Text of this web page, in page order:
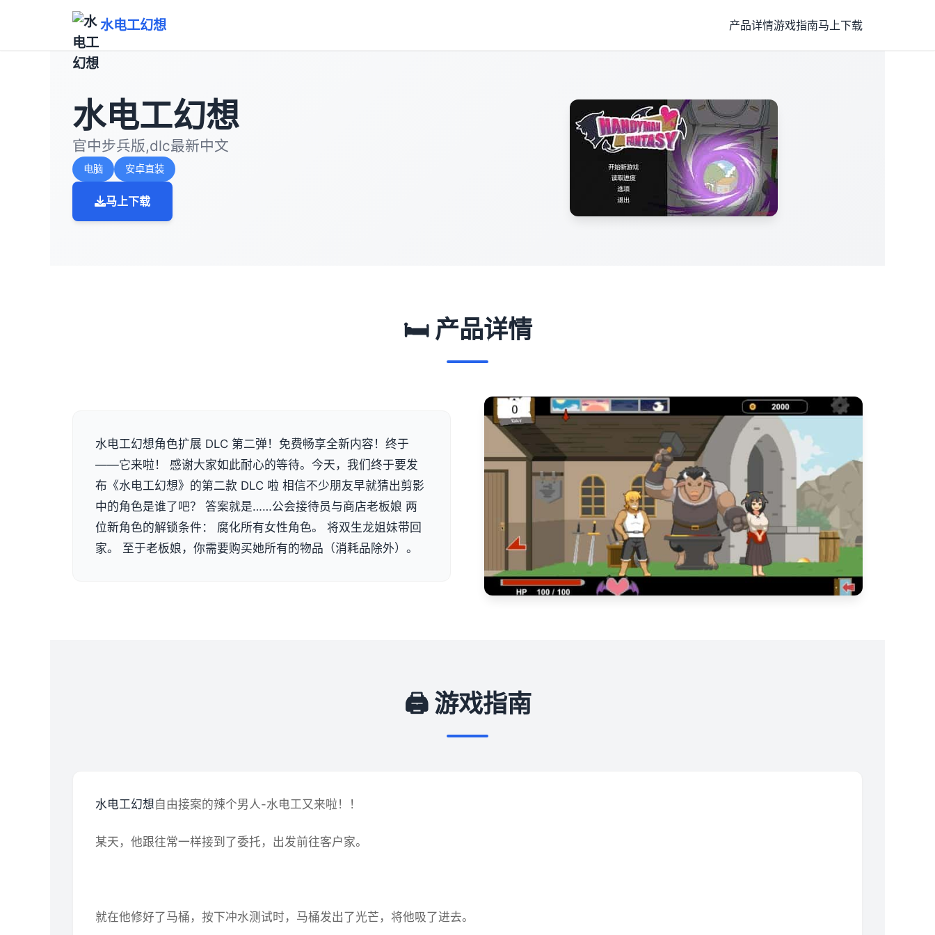
水电工幻想 产品详情游戏指南马上下载
水电工幻想
官中步兵版,dlc最新中文
电脑 安卓直装
马上下载
🛏️ 产品详情
水电工幻想角色扩展 DLC 第二弹！免费畅享全新内容！终于
——它来啦！ 感谢大家如此耐心的等待。今天，我们终于要发
布《水电工幻想》的第二款 DLC 啦 相信不少朋友早就猜出剪影
中的角色是谁了吧？ 答案就是……公会接待员与商店老板娘 两
位新角色的解锁条件： 腐化所有女性角色。 将双生龙姐妹带回
家。 至于老板娘，你需要购买她所有的物品（消耗品除外）。
🖨️ 游戏指南
水电工幻想自由接案的辣个男人-水电工又来啦！！
某天，他跟往常一样接到了委托，出发前往客户家。
就在他修好了马桶，按下冲水测试时，马桶发出了光芒，将他吸了进去。